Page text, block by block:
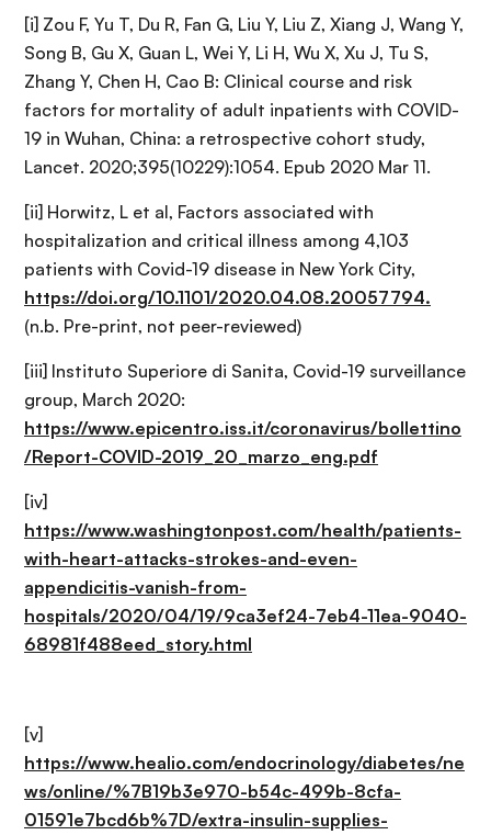
[i] Zou F, Yu T, Du R, Fan G, Liu Y, Liu Z, Xiang J, Wang Y,
Song B, Gu X, Guan L, Wei Y, Li H, Wu X, Xu J, Tu S,
Zhang Y, Chen H, Cao B: Clinical course and risk
factors for mortality of adult inpatients with COVID-
19 in Wuhan, China: a retrospective cohort study,
Lancet. 2020;395(10229):1054. Epub 2020 Mar 11.
[ii] Horwitz, L et al, Factors associated with
hospitalization and critical illness among 4,103
patients with Covid-19 disease in New York City,
https://doi.org/10.1101/2020.04.08.20057794.
(n.b. Pre-print, not peer-reviewed)
[iii] Instituto Superiore di Sanita, Covid-19 surveillance
group, March 2020:
https://www.epicentro.iss.it/coronavirus/bollettino
/Report-COVID-2019_20_marzo_eng.pdf
[iv]
https://www.washingtonpost.com/health/patients-
with-heart-attacks-strokes-and-even-
appendicitis-vanish-from-
hospitals/2020/04/19/9ca3ef24-7eb4-11ea-9040-
68981f488eed_story.html
[v]
https://www.healio.com/endocrinology/diabetes/ne
ws/online/%7B19b3e970-b54c-499b-8cfa-
01591e7bcd6b%7D/extra-insulin-supplies-